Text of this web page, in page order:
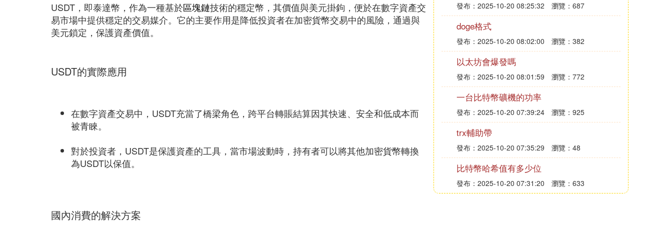
USDT，即泰達幣，作為一種基於區塊鏈技術的穩定幣，其價值與美元掛鉤，便於在數字資產交
易市場中提供穩定的交易媒介。它的主要作用是降低投資者在加密貨幣交易中的風險，通過與
美元鎖定，保護資產價值。
USDT的實際應用
在數字資產交易中，USDT充當了橋梁角色，跨平台轉賬結算因其快速、安全和低成本而
被青睞。
對於投資者，USDT是保護資產的工具，當市場波動時，持有者可以將其他加密貨幣轉換
為USDT以保值。
國內消費的解決方案
發布：2025-10-20 08:25:32 瀏覽：687
doge格式
發布：2025-10-20 08:02:00 瀏覽：382
以太坊會爆發嗎
發布：2025-10-20 08:01:59 瀏覽：772
一台比特幣礦機的功率
發布：2025-10-20 07:39:24 瀏覽：925
trx輔助帶
發布：2025-10-20 07:35:29 瀏覽：48
比特幣哈希值有多少位
發布：2025-10-20 07:31:20 瀏覽：633